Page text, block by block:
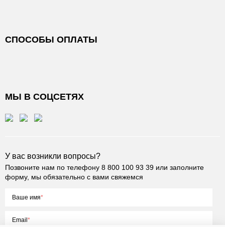
СПОСОБЫ ОПЛАТЫ
МЫ В СОЦСЕТЯХ
У вас возникли вопросы?
Позвоните нам по телефону 8 800 100 93 39 или заполните
форму, мы обязательно с вами свяжемся
Ваше имя
Email